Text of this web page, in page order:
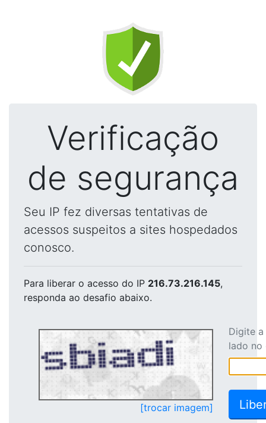
Verificação
de segurança
Seu IP fez diversas tentativas de
acessos suspeitos a sites hospedados
conosco.
Para liberar o acesso do IP 216.73.216.145,
responda ao desafio abaixo.
[trocar imagem]
Digite
lado no